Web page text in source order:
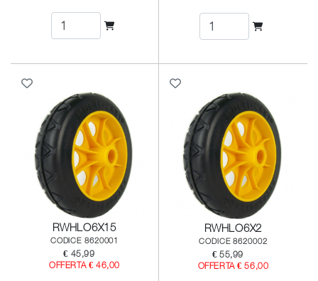
RWHLO6X15
CODICE 8620001
€ 45,99
OFFERTA € 46,00
RWHLO6X2
CODICE 8620002
€ 55,99
OFFERTA € 56,00